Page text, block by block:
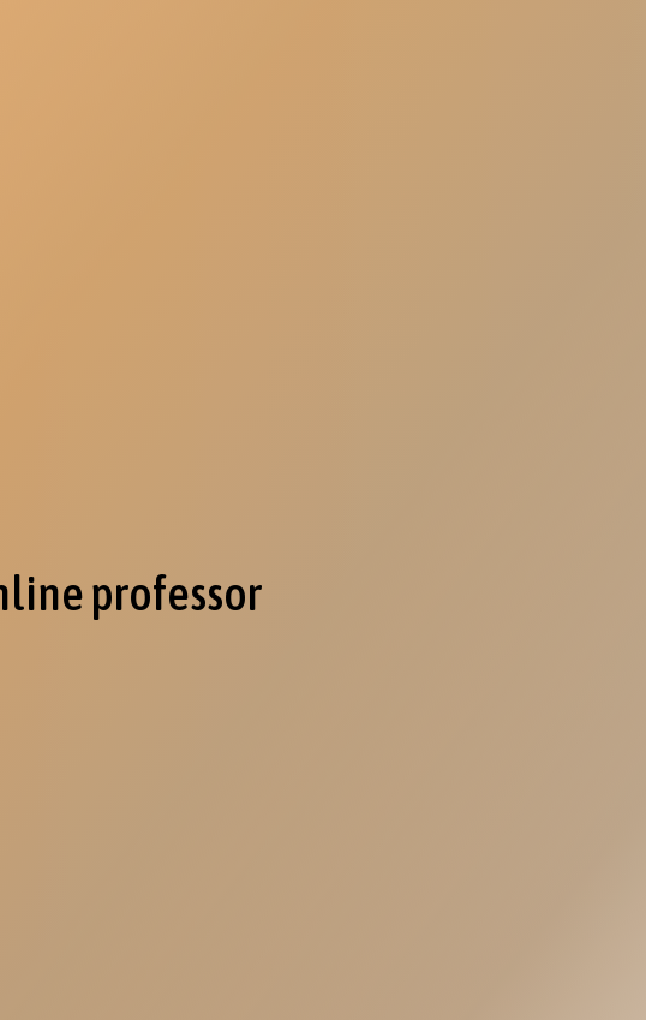
professor